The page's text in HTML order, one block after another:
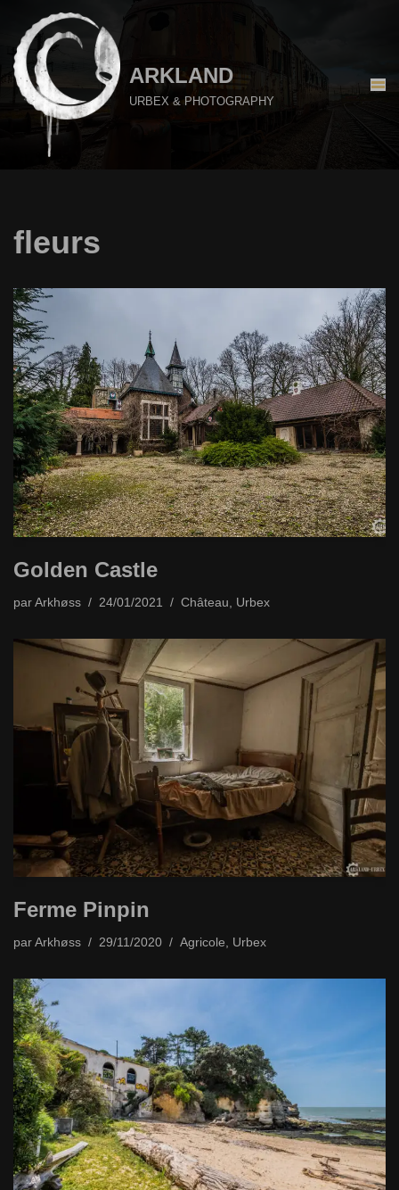
Aller
au
contenu
ARKLAND
URBEX & PHOTOGRAPHY
fleurs
Golden Castle
par Arkhøss 24/01/2021 Château Urbex
Ferme Pinpin
par Arkhøss 29/11/2020 Agricole, Urbex